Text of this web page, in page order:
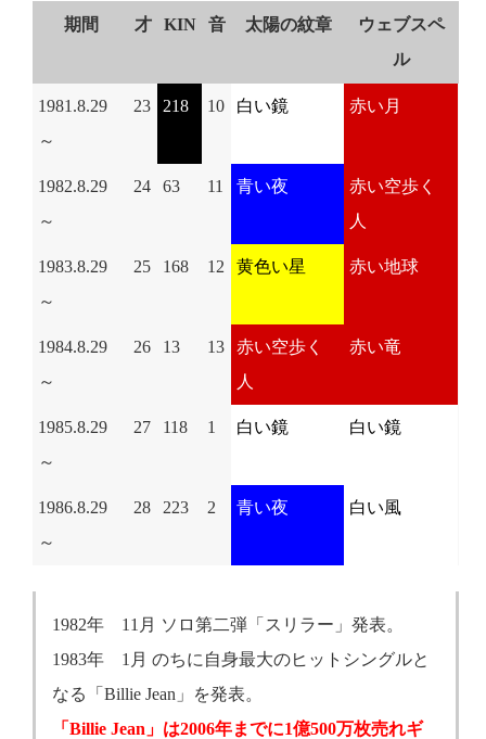
期間 才 KIN 音 太陽の紋章
ウェブスペ
ル
1981.8.29
～
23 218 10 白い鏡 赤い月
1982.8.29
～
24 63 11 青い夜
赤い空歩く
人
1983.8.29
～
25 168 12 黄色い星 赤い地球
1984.8.29
～
26 13 13
赤い空歩く
人
赤い竜
1985.8.29
～
27 118 1 白い鏡 白い鏡
1986.8.29
～
28 223 2 青い夜 白い風
1982年 11月 ソロ第二弾「スリラー」発表。
1983年 1月 のちに自身最大のヒットシングルと
なる「Billie Jean」を発表。
「Billie Jean」は2006年までに1億500万枚売れギ